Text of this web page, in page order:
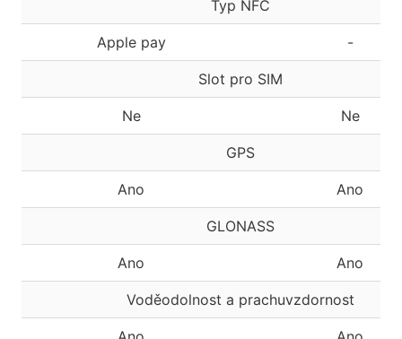
Typ NFC
Apple pay -
Slot pro SIM
Ne Ne
GPS
Ano Ano
GLONASS
Ano Ano
Voděodolnost a prachuvzdornost